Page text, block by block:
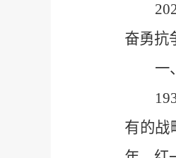
奋勇抗
一
有的战